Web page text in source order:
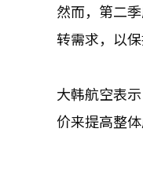
然而，第二
转需求，以
大韩航空表
价来提高整